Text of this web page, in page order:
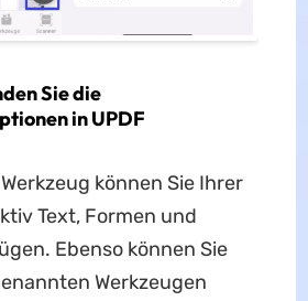
Sie die
in UPDF
können Sie Ihrer
Text, Formen und
Ebenso können Sie
Werkzeugen